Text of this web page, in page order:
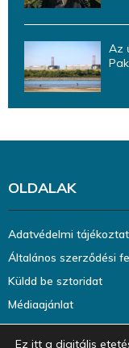
Az
OLDALAK
Adatvédelmi
Általános szerződési
Küldd be sztoridat
Médiaajánlat
Ez itt a digitális